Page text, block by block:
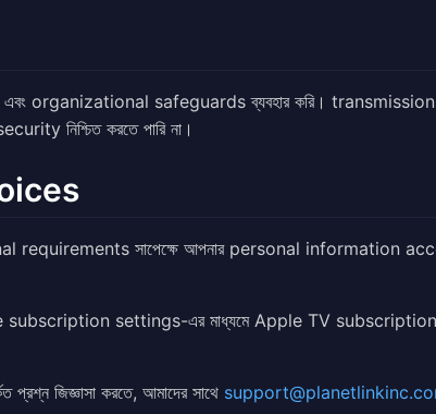
এবং organizational safeguards ব্যবহার করি।
নিশ্চিত করতে পারি না।
requirements সাপেক্ষে আপনার personal information
subscription settings-এর মাধ্যমে Apple TV
জিজ্ঞাসা করতে, আমাদের সাথে